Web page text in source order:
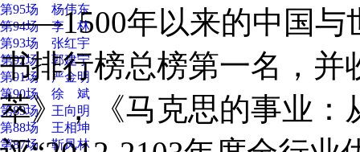
第95场 杨伟东
第94场 李 林
第93场 张红宇
第92场 郭建宁
第91场 严金明
第90场 徐 斌
第89场 王向明
第88场 王相坤
第87场 靳凤林
——1500年以来的中国与
书排行榜总榜第一名，并
萃》，《马克思的事业：